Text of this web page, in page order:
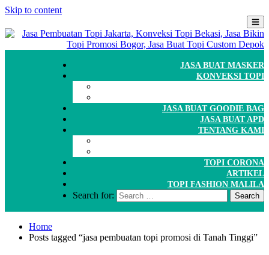
Skip to content
JASA BUAT MASKER
KONVEKSI TOPI
JASA BUAT GOODIE BAG
JASA BUAT APD
TENTANG KAMI
TOPI CORONA
ARTIKEL
TOPI FASHION MALILA
Search for:
Home
Posts tagged “jasa pembuatan topi promosi di Tanah Tinggi”